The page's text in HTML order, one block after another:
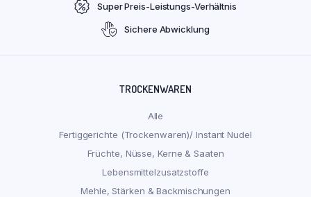
Super Preis-Leistungs-Verhältnis
Sichere Abwicklung
TROCKENWAREN
Alle
Fertiggerichte (Trockenwaren)/ Instant Nudel
Früchte, Nüsse, Kerne & Saaten
Lebensmittelzusatzstoffe
Mehle, Stärken & Backmischungen